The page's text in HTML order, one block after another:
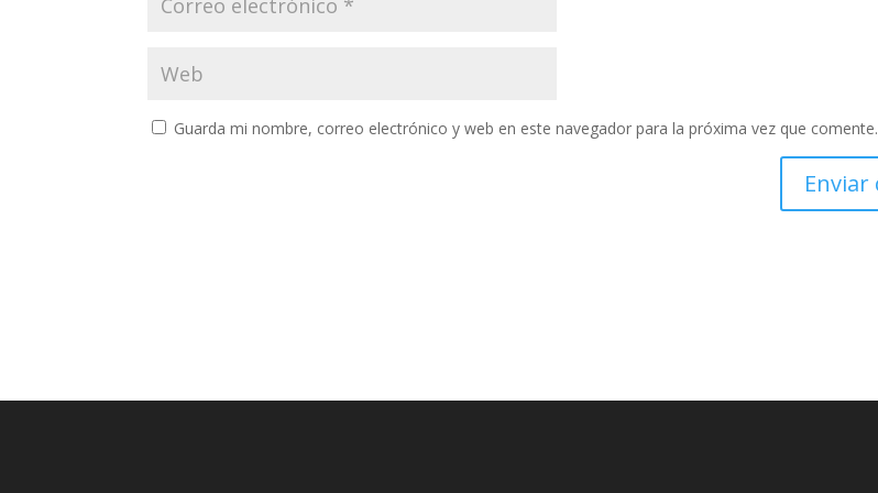
Guarda mi nombre, correo electrónico y web en este navegador para la próxima vez que comente.